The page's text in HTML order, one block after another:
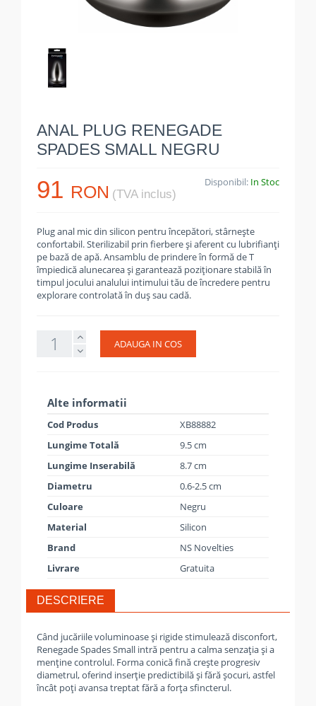
ANAL PLUG RENEGADE
SPADES SMALL NEGRU
91 RON (TVA inclus)
Disponibil: In Stoc
Plug anal mic din silicon pentru începători, stârnește
confortabil. Sterilizabil prin fierbere și aferent cu lubrifianți
pe bază de apă. Ansamblu de prindere în formă de T
împiedică alunecarea și garantează poziționare stabilă în
timpul jocului analului intimului tău de încredere pentru
explorare controlată în duș sau cadă.
ADAUGA IN COS
Alte informatii
Cod Produs
XB88882
Lungime Totală
9.5 cm
Lungime Inserabilă
8.7 cm
Diametru
0.6-2.5 cm
Culoare
Negru
Material
Silicon
Brand
NS Novelties
Livrare
Gratuita
DESCRIERE
Când jucăriile voluminoase și rigide stimulează disconfort,
Renegade Spades Small intră pentru a calma senzația și a
menține controlul. Forma conică fină crește progresiv
diametrul, oferind inserție predictibilă și fără șocuri, astfel
încât poți avansa treptat fără a forța sfincterul.